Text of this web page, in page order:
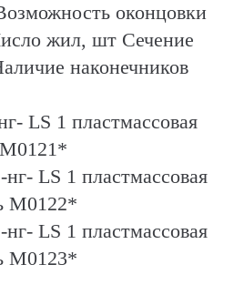
оконцовки
жил, шт Сечение
наконечников
LS 1 пластмассовая
М0121*
LS 1 пластмассовая
М0122*
LS 1 пластмассовая
М0123*